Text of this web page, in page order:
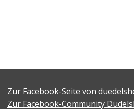
Zur Facebook-Seite von
Zur Facebook-Community